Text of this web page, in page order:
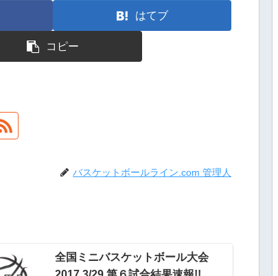
はてブ
コピー
バスケットボールライン.com 管理人
全国ミニバスケットボール大会